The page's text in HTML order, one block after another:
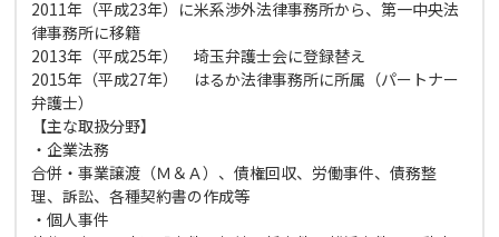
2011年（平成23年）に米系渉外法律事務所から、第一中央法
律事務所に移籍
2013年（平成25年） 埼玉弁護士会に登録替え
2015年（平成27年） はるか法律事務所に所属（パートナー
弁護士）
【主な取扱分野】
・企業法務
合併・事業譲渡（Ｍ＆Ａ）、債権回収、労働事件、債務整
理、訴訟、各種契約書の作成等
・個人事件